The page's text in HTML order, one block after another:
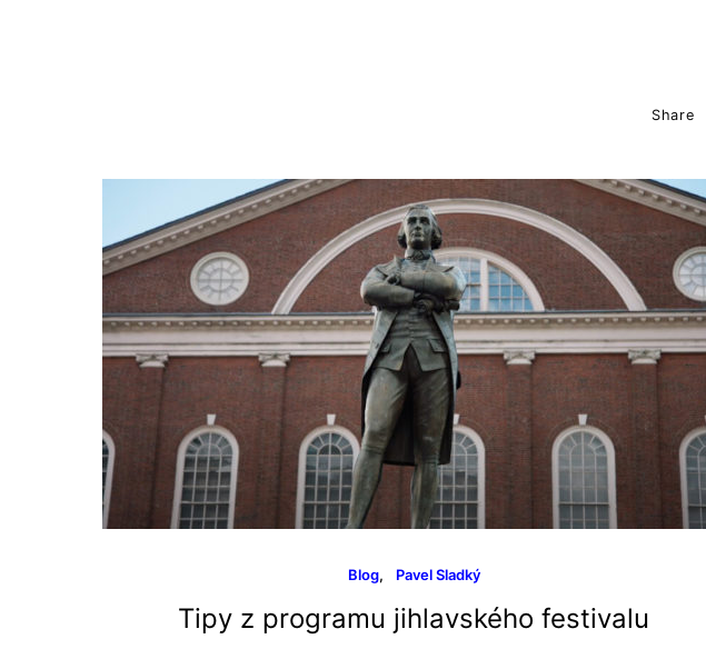
Share
Blog Pavel Sladký
Tipy z programu jihlavského festivalu